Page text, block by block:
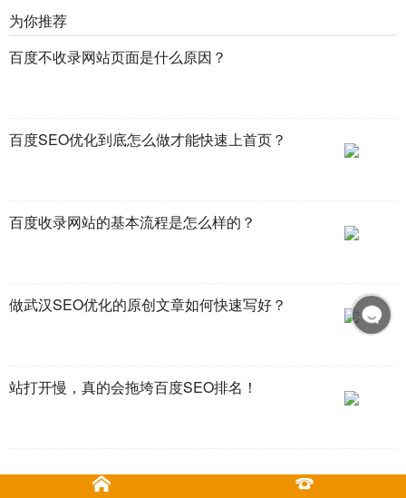
为你推荐
百度不收录网站页面是什么原因？
百度SEO优化到底怎么做才能快速上首页？
百度收录网站的基本流程是怎么样的？
做武汉SEO优化的原创文章如何快速写好？
站打开慢，真的会拖垮百度SEO排名！